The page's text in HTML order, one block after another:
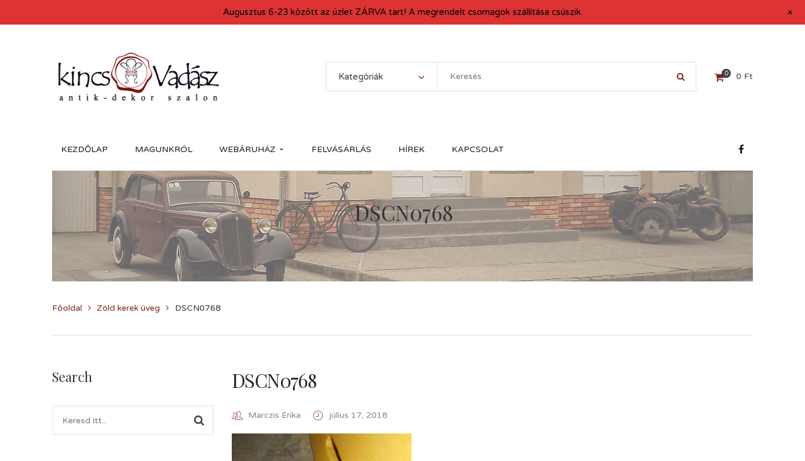
Kategóriák 0 0 Ft
KEZDŐLAP MAGUNKRÓL WEBÁRUHÁZ FELVÁSÁRLÁS HÍREK KAPCSOLAT
DSCN0768
Főoldal Zöld kerek üveg DSCN0768
Search DSCN0768
Marczis Erika július 17, 2018
Augusztus 6-23 között az üzlet ZÁRVA tart! A megrendelt csomagok szállítása csúszik. +